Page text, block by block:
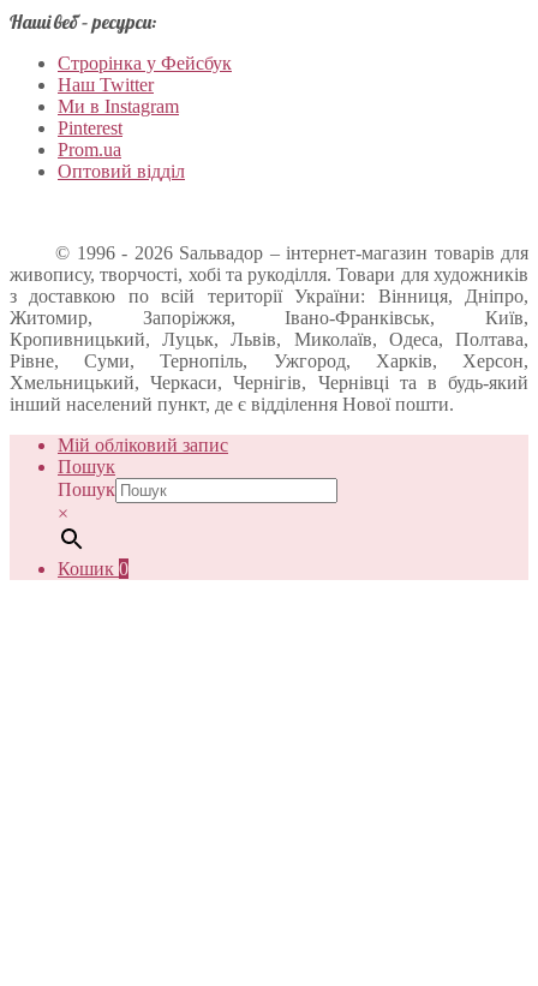
Наші веб – ресурси:
Строрінка у Фейсбук
Наш Twitter
Ми в Instagram
Pinterest
Prom.ua
Оптовий відділ
© 1996 - 2026 Sальвадор – інтернет-магазин товарів для
живопису, творчості, хобі та рукоділля. Товари для художників
з доставкою по всій території України: Вінниця, Дніпро,
Житомир, Запоріжжя, Івано-Франківськ, Київ,
Кропивницький, Луцьк, Львів, Миколаїв, Одеса, Полтава,
Рівне, Суми, Тернопіль, Ужгород, Харків, Херсон,
Хмельницький, Черкаси, Чернігів, Чернівці та в будь-який
інший населений пункт, де є відділення Нової пошти.
Мій обліковий запис
Пошук
Пошук
×
Кошик 0